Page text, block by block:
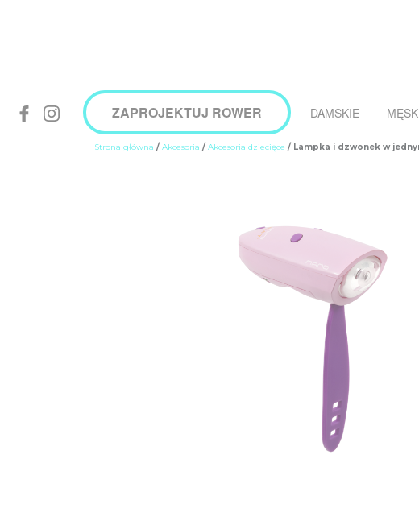
ZAPROJEKTUJ ROWER DAMSKIE
Strona główna / Akcesoria / Akcesoria dziecięce / Lampka i dzwonek w